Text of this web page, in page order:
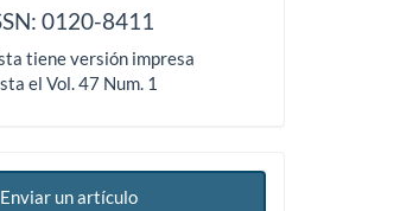
0120-8411
tiene versión impresa
el Vol. 47 Num. 1
Enviar un artículo